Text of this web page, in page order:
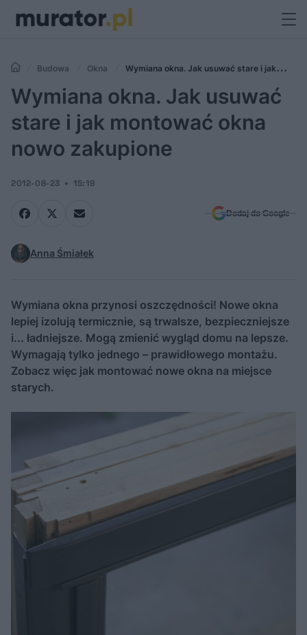
Budowa Okna
Wymiana okna. Jak usuwać stare i jak
montować okna nowo zakupione
Wymiana okna. Jak usuwać
stare i jak montować okna
nowo zakupione
2012-08-23 15:19
Dodaj do Google
Anna Śmiałek
Wymiana okna przynosi oszczędności! Nowe okna
lepiej izolują termicznie, są trwalsze, bezpieczniejsze
i... ładniejsze. Mogą zmienić wygląd domu na lepsze.
Wymagają tylko jednego – prawidłowego montażu.
Zobacz więc jak montować nowe okna na miejsce
starych.